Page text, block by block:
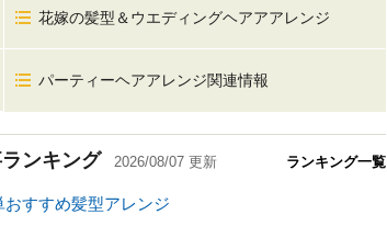
花嫁の髪型＆ウエディングヘアアアレンジ
パーティーヘアアレンジ関連情報
ンキング 2026/08/07 更新 ランキング一覧
すすめ髪型アレンジ